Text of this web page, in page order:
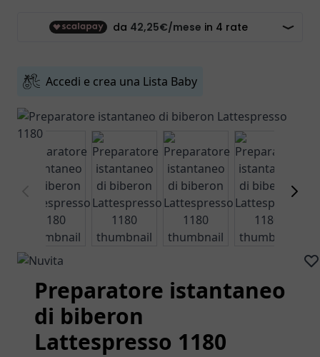
larger imageView larger imageView larger imageView larger image
Preparatore istantaneo
di biberon
Lattespresso 1180
Accedi e crea una Lista Baby